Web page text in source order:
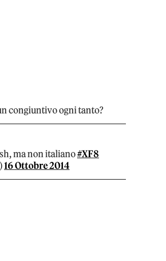
congiuntivo ogni tanto?
ma non italiano#XF8
16 Ottobre 2014